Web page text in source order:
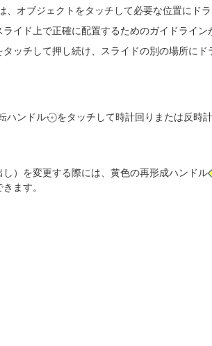
、オブジェクトをタッチして必要な位置にドラ
イド上で正確に配置するためのガイドライン
ッチして押し続け、スライドの別の場所にド
ハンドル をタッチして時計回りまたは反時
）を変更する際には、黄色の再形成ハンドル
ます。